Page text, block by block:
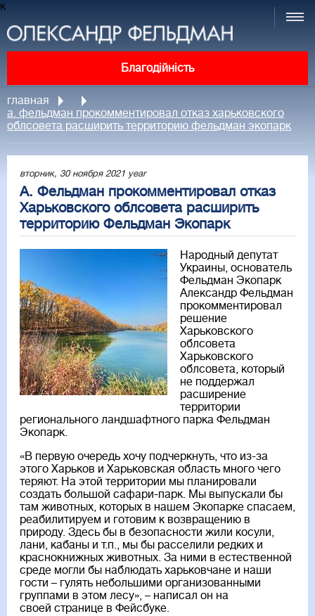
к
Благодійність
главная
а. фельдман прокомментировал отказ харьковского
облсовета расширить территорию фельдман экопарк
вторник, 30 ноября 2021 year
А. Фельдман прокомментировал отказ
Харьковского облсовета расширить
территорию Фельдман Экопарк
Народный депутат
Украины, основатель
Фельдман Экопарк
Александр Фельдман
прокомментировал
решение
Харьковского
облсовета
Харьковского
облсовета, который
не поддержал
расширение
территории
регионального ландшафтного парка Фельдман
Экопарк.
«В первую очередь хочу подчеркнуть, что из-за
этого Харьков и Харьковская область много чего
теряют. На этой территории мы планировали
создать большой сафари-парк. Мы выпускали бы
там животных, которых в нашем Экопарке спасаем,
реабилитируем и готовим к возвращению в
природу. Здесь бы в безопасности жили косули,
лани, кабаны и т.п., мы бы расселили редких и
краснокнижных животных. За ними в естественной
среде могли бы наблюдать харьковчане и наши
гости – гулять небольшими организованными
группами в этом лесу», – написал он на
своей странице в Фейсбуке.